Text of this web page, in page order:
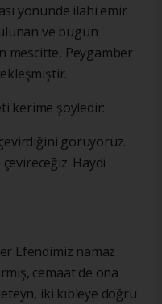
yönünde ilahi emir
ve bugün
mescitte, Peygamber
kerime şöyledir:
görüyoruz.
çevireceğiz. Haydi
Efendimiz namaz
cemaat de ona
iki kıbleye doğru